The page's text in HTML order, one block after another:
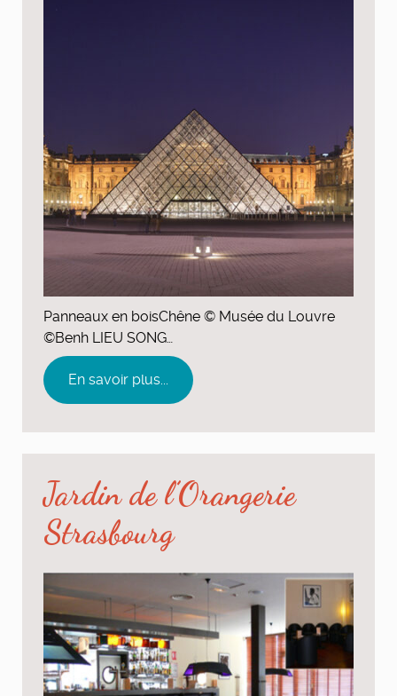
Panneaux en boisChêne © Musée du Louvre
©Benh LIEU SONG…
En savoir plus...
Jardin de l’Orangerie
Strasbourg